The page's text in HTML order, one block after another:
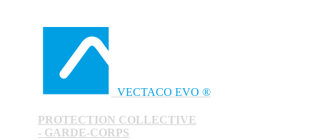
VECTACO EVO ®
PROTECTION COLLECTIVE
- GARDE-CORPS